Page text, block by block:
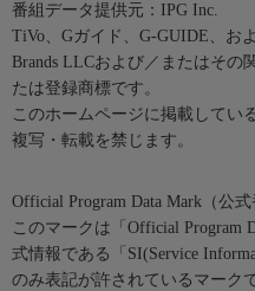
番組データ提供元：IPG Inc.
TiVo、Gガイド、G-GUIDE、お
Brands LLCおよび／またはその
たは登録商標です。
このホームページに掲載してい
複写・転載を禁じます。
Official Program Data Mark（公式
このマークは「Official Program
式情報である「SI(Service
のみ表記が許されているマーク